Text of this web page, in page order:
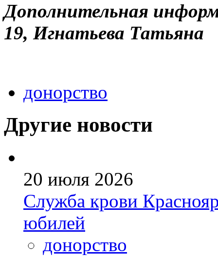
Дополнительная
19, Игнатьева Татьяна
донорство
Другие новости
20 июля 2026
Служба крови
юбилей
донорство